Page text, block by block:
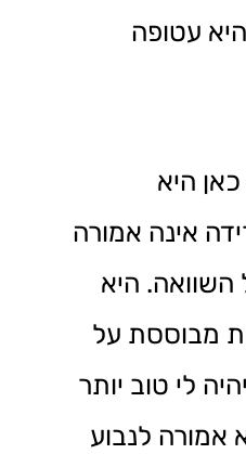
עטופה
היא
אינה אמורה
השוואה. היא
מבוססת על
לי טוב יותר
אמורה לנבוע